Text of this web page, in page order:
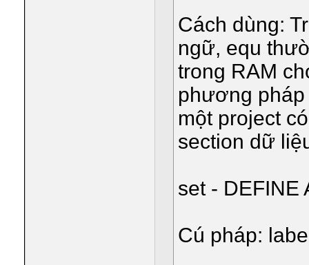
Cách dùng:
ngữ, equ
trong RAM
phương
một project
section dữ
set - DEFINE
Cú pháp: